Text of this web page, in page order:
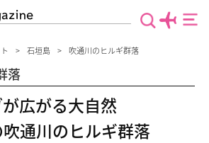
石垣島 吹通川のヒルギ群落
落
広がる大自然
通川のヒルギ群落